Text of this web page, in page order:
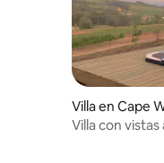
Villa en Cape
ict Municipality
Villa con vistas